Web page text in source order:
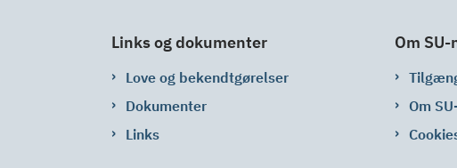
Links og dokumenter
Love og bekendtgørelser
Dokumenter
Links
Om SU-
Om